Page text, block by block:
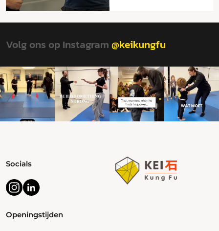
Volg ons op Instagram@keikungfu
Openingstijden
Socials